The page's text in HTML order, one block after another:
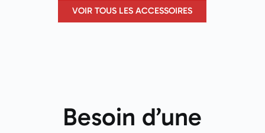
VOIR TOUS LES ACCESSOIRES
Besoin d’une